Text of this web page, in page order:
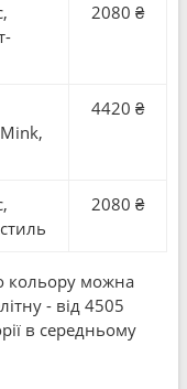
2080 ₴
4420 ₴
2080 ₴
кольору можна
- від 4505
в середньому